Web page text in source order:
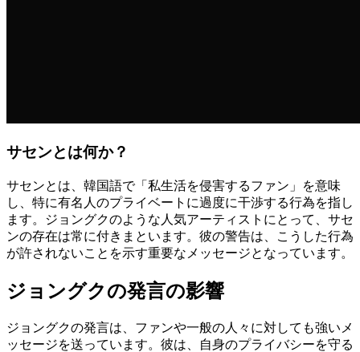
サセンとは何か？
サセンとは、韓国語で「私生活を侵害するファン」を意味
し、特に有名人のプライベートに過度に干渉する行為を指し
ます。ジョングクのような人気アーティストにとって、サセ
ンの存在は常に付きまといます。彼の警告は、こうした行為
が許されないことを示す重要なメッセージとなっています。
ジョングクの発言の影響
ジョングクの発言は、ファンや一般の人々に対しても強いメ
ッセージを送っています。彼は、自身のプライバシーを守る